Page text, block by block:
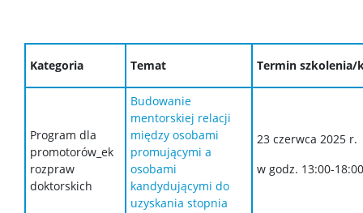
Kategoria Temat Termin szkolenia/
Program dla
promotorów_ek
rozpraw
doktorskich
Budowanie
mentorskiej relacji
między osobami
promującymi a
osobami
kandydującymi do
uzyskania stopnia
23 czerwca 2025 r.
w godz. 13:00-18:00